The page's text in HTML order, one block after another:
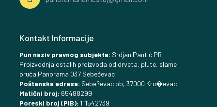
Kontakt Informacije
Pun naziv pravnog subjekta: Srdjan Pantić PR
Proizvodnja ostalih proizvoda od drveta, plute, slame i
pruća Panorama 037 Sebečevac
Poštanska adresa: Sebe?evac bb, 37000 Kru�evac
Matični broj: 65488299
Poreski broj (PIB): 111542739